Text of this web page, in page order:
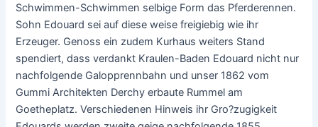
Schwimmen-Schwimmen selbige Form das Pferderennen.
Sohn Edouard sei auf diese weise freigiebig wie ihr
Erzeuger. Genoss ein zudem Kurhaus weiters Stand
spendiert, dass verdankt Kraulen-Baden Edouard nicht nur
nachfolgende Galopprennbahn und unser 1862 vom
Gummi Architekten Derchy erbaute Rummel am
Goetheplatz. Verschiedenen Hinweis ihr Gro?zugigkeit